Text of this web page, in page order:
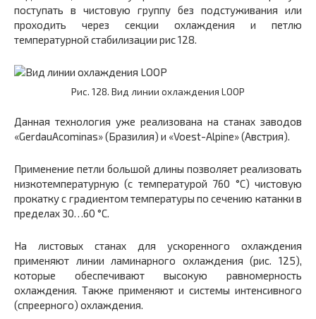
поступать в чистовую группу без подстуживания или
проходить через секции охлаждения и петлю
температурной стабилизации рис 128.
Рис. 128. Вид линии охлаждения LOOP
Данная технология уже реализована на станах заводов
«GerdauAcominas» (Бразилия) и «Voest-Alpine» (Австрия).
Применение петли большой длины позволяет реализовать
низкотемпературную (с температурой 760 °С) чистовую
прокатку с градиентом температуры по сечению катанки в
пределах 30…60 °С.
На листовых станах для ускоренного охлаждения
применяют линии ламинарного охлаждения (рис. 125),
которые обеспечивают высокую равномерность
охлаждения. Также применяют и системы интенсивного
(спреерного) охлаждения.